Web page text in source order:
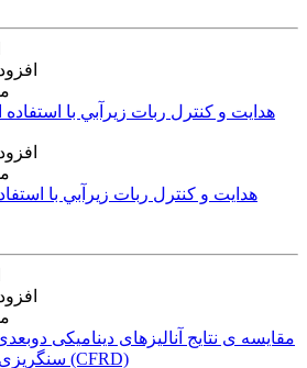
هدايت و كنترل ربات زيرآبي با